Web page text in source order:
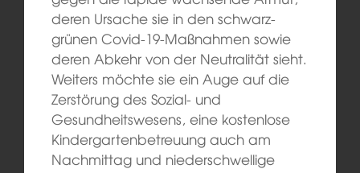
deren Ursache sie in den schwarz-
grünen Covid-19-Maßnahmen sowie
deren Abkehr von der Neutralität sieht.
Weiters möchte sie ein Auge auf die
Zerstörung des Sozial- und
Gesundheitswesens, eine kostenlose
Kindergartenbetreuung auch am
Nachmittag und niederschwellige